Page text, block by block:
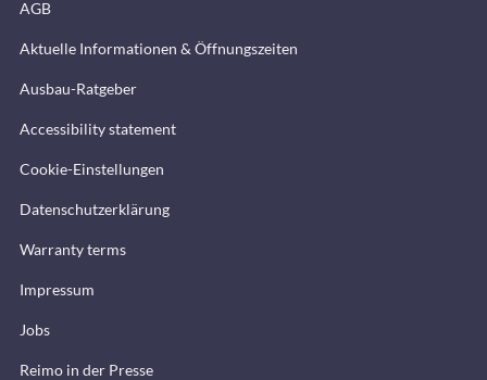
AGB
Aktuelle Informationen & Öffnungszeiten
Ausbau-Ratgeber
Accessibility statement
Cookie-Einstellungen
Datenschutzerklärung
Warranty terms
Impressum
Jobs
Reimo in der Presse